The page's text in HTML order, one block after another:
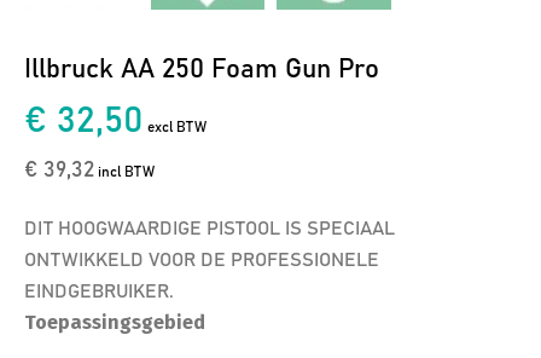
Illbruck AA 250 Foam Gun Pro
€ 32,50 excl BTW
€ 39,32 incl BTW
DIT HOOGWAARDIGE PISTOOL IS SPECIAAL
ONTWIKKELD VOOR DE PROFESSIONELE
EINDGEBRUIKER.
Toepassingsgebied